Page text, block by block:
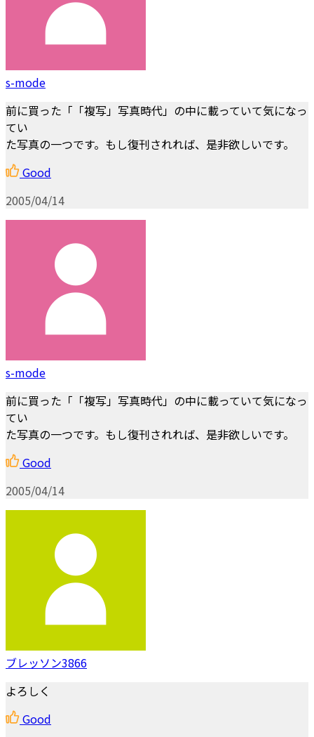
s-mode
前に買った「「複写」写真時代」の中に載っていて気になっ
てい
た写真の一つです。もし復刊されれば、是非欲しいです。
Good
2005/04/14
s-mode
前に買った「「複写」写真時代」の中に載っていて気になっ
てい
た写真の一つです。もし復刊されれば、是非欲しいです。
Good
2005/04/14
ブレッソン3866
よろしく
Good